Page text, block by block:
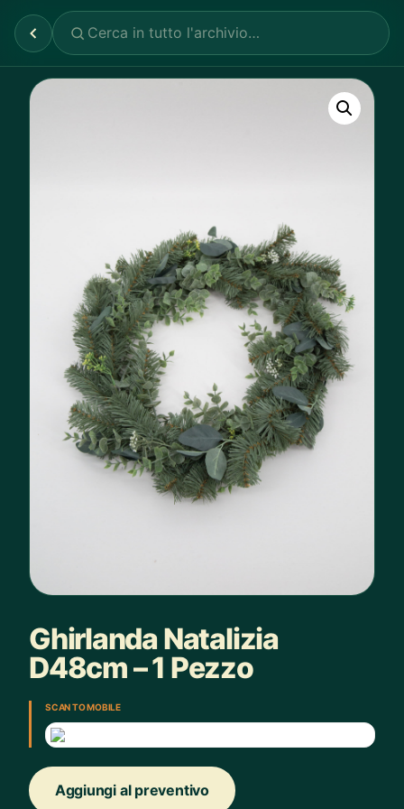
Ghirlanda Natalizia
D48cm – 1 Pezzo
SCAN TO MOBILE
Aggiungi al preventivo